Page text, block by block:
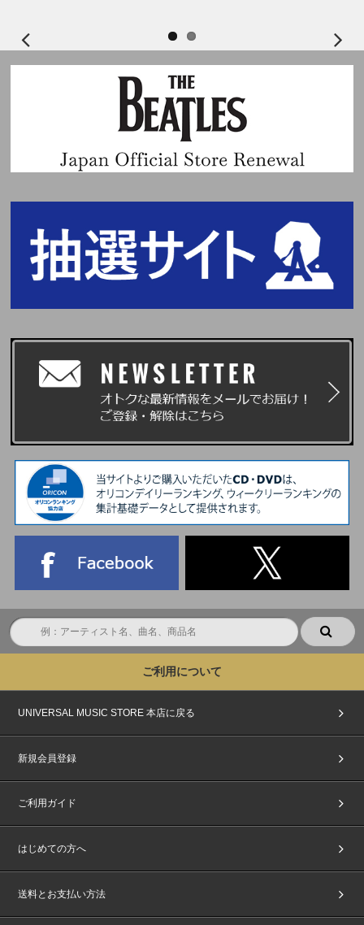
ご利用について
UNIVERSAL MUSIC STORE 本店に戻る
新規会員登録
ご利用ガイド
はじめての方へ
送料とお支払い方法